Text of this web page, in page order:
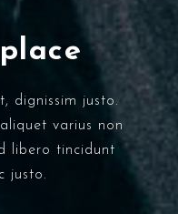
dignissim justo.
varius non
libero tincidunt
justo.